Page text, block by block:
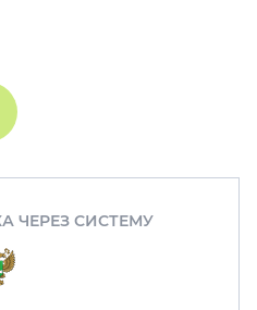
ЧЕРЕЗ СИСТЕМУ